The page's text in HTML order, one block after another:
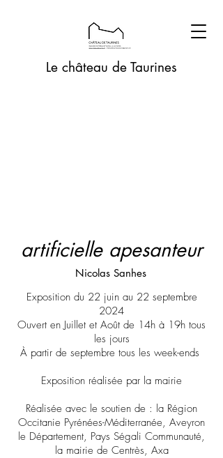
Le château de Taurines
artificielle apesanteur
Nicolas Sanhes
Exposition du 22 juin au 22 septembre
2024
Ouvert en Juillet et Août de 14h à 19h tous
les jours
À partir de septembre tous les week-ends
Exposition réalisée par la mairie
Réalisée avec le soutien de : la Région
Occitanie Pyrénées-Méditerranée, Aveyron
le Département, Pays Ségali Communauté,
la mairie de Centrès, Axa